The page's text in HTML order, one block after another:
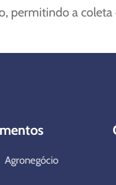
a
Agronegócio